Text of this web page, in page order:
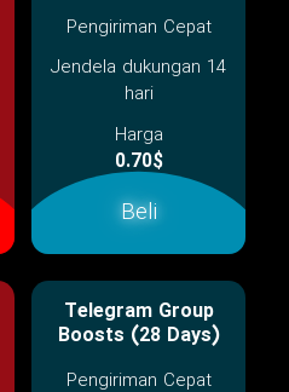
Pengiriman Cepat
Jendela dukungan 14
hari
Harga
0.70$
Beli
Telegram Group
Boosts (28 Days)
Pengiriman Cepat